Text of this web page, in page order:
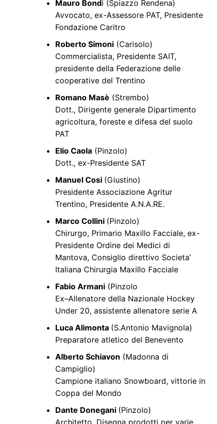
Mauro Bondi (Spiazzo Rendena)
Avvocato, ex-Assessore PAT, Presidente
Fondazione Caritro
Roberto Simoni(Carisolo)
Commercialista, Presidente SAIT,
presidente della Federazione delle
cooperative del Trentino
Romano Masè (Strembo)
Dott., Dirigente generale Dipartimento
agricoltura, foreste e difesa del suolo
PAT
Elio Caola(Pinzolo)
Dott., ex-Presidente SAT
Manuel Cosi (Giustino)
Presidente Associazione Agritur
Trentino, Presidente A.N.A.RE.
Marco Collini (Pinzolo)
Chirurgo, Primario Maxillo Facciale, ex-
Presidente Ordine dei Medici di
Mantova, Consiglio direttivo Societa’
Italiana Chirurgia Maxillo Facciale
Fabio Armani(Pinzolo
Ex–Allenatore della Nazionale Hockey
Under 20, assistente allenatore serie A
Luca Alimonta (S.Antonio Mavignola)
Preparatore atletico del Benevento
Alberto Schiavon (Madonna di
Campiglio)
Campione italiano Snowboard, vittorie in
Coppa del Mondo
Dante Donegani (Pinzolo)
Architetto, Disegna prodotti per varie